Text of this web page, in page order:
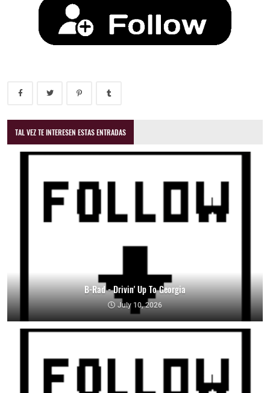
TAL VEZ TE INTERESEN ESTAS ENTRADAS
B-Rad - Drivin' Up To Georgia
July 10, 2026